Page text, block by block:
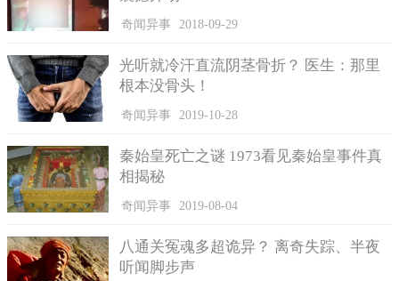
4、尸体消失事件
有一辆列车正在行驶的过程中，司机见到一女子想不开竟然
奇闻异事 2018-09-29
光听就冷汗直流阴茎骨折？ 医生：那里
根本没骨头！
奇闻异事 2019-10-28
秦始皇死亡之谜 1973看见秦始皇事件真
相揭秘
奇闻异事 2019-08-04
八通关冤魂多超诡异？ 离奇失踪、半夜
听闻脚步声